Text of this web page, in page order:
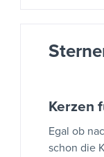
Kerzen
Egal ob
schon die